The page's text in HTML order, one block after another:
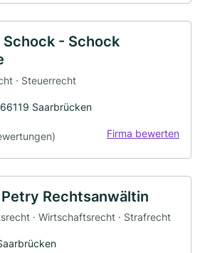
Schock - Schock
· Steuerrecht
Saarbrücken
Firma bewerten
Rechtsanwältin
· Wirtschaftsrecht · Strafrecht